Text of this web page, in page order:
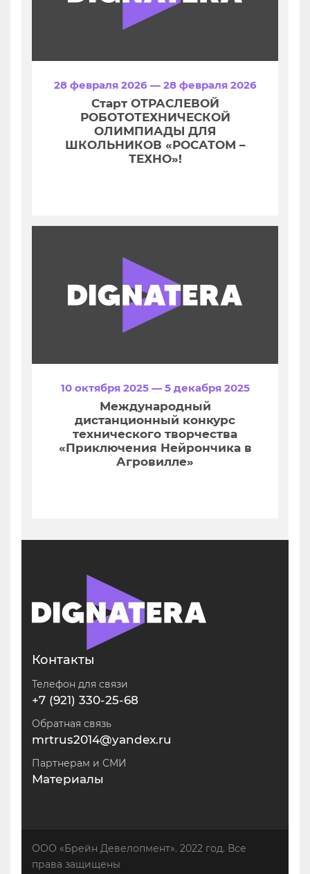
28 февраля 2026 — 28 февраля 2026
Старт ОТРАСЛЕВОЙ
РОБОТОТЕХНИЧЕСКОЙ
ОЛИМПИАДЫ ДЛЯ
ШКОЛЬНИКОВ «РОСАТОМ –
ТЕХНО»!
10 октября 2025 — 5 декабря 2025
Международный
дистанционный конкурс
технического творчества
«Приключения Нейрончика в
Агровилле»
Контакты
Телефон для связи
+7 (921) 330-25-68
Обратная связь
mrtrus2014@yandex.ru
Партнерам и СМИ
Материалы
ООО «Брейн Девелопмент». 2022 год. Все
права защищены